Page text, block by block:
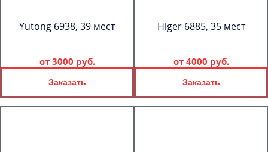
Yutong 6938, 39 мест
от 3000 руб.
Заказать
Higer 6885, 35 мест
от 4000 руб.
Заказать